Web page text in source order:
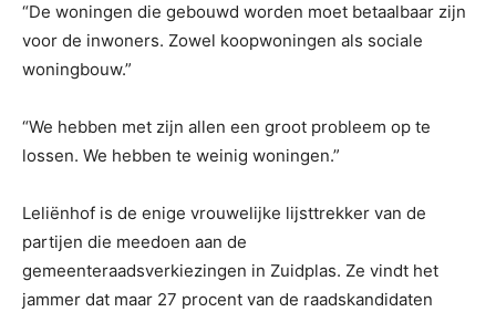
“De woningen die gebouwd worden moet betaalbaar zijn
voor de inwoners. Zowel koopwoningen als sociale
woningbouw.”
“We hebben met zijn allen een groot probleem op te
lossen. We hebben te weinig woningen.”
Leliënhof is de enige vrouwelijke lijsttrekker van de
partijen die meedoen aan de
gemeenteraadsverkiezingen in Zuidplas. Ze vindt het
jammer dat maar 27 procent van de raadskandidaten